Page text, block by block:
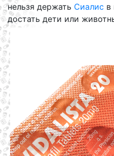
нельзя держать Сиалис в
достать дети или